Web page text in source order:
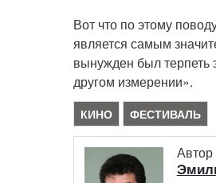
Вот что по этому
является самым
вынужден был терпеть
другом измерении».
КИНО ФЕСТИВАЛЬ
Автор